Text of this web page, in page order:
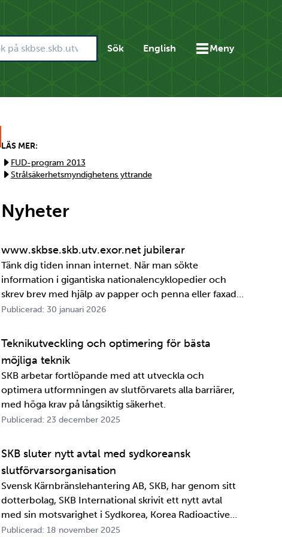
Sök English Meny
LÄS MER:
FUD-program 2013
Strålsäkerhetsmyndighetens yttrande
Nyheter
www.skbse.skb.utv.exor.net jubilerar
Tänk dig tiden innan internet. När man sökte
information i gigantiska nationalencyklopedier och
skrev brev med hjälp av papper och penna eller faxade
om ett meddelande skulle fram snabbt. Det är inte
perspektiv i alla fall. För oss på SKB är det …
Publicerad: 30 januari 2026
Teknikutveckling och optimering för bästa
möjliga teknik
SKB arbetar fortlöpande med att utveckla och
optimera utformningen av slutförvarets alla barriärer,
med höga krav på långsiktig säkerhet.
Publicerad: 23 december 2025
SKB sluter nytt avtal med sydkoreansk
slutförvarsorganisation
Svensk Kärnbränslehantering AB, SKB, har genom sitt
dotterbolag, SKB International skrivit ett nytt avtal
med sin motsvarighet i Sydkorea, Korea Radioactive
Waste Agency, KORAD. Avtalet, som är ett så kallat
Publicerad: 18 november 2025